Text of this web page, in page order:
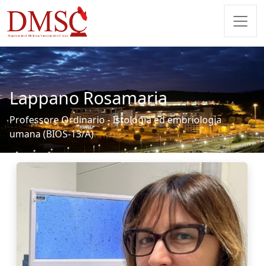
Lappano Rosamaria
Professore Ordinario - Istologia ed embriologia
umana (BIOS-13/A)